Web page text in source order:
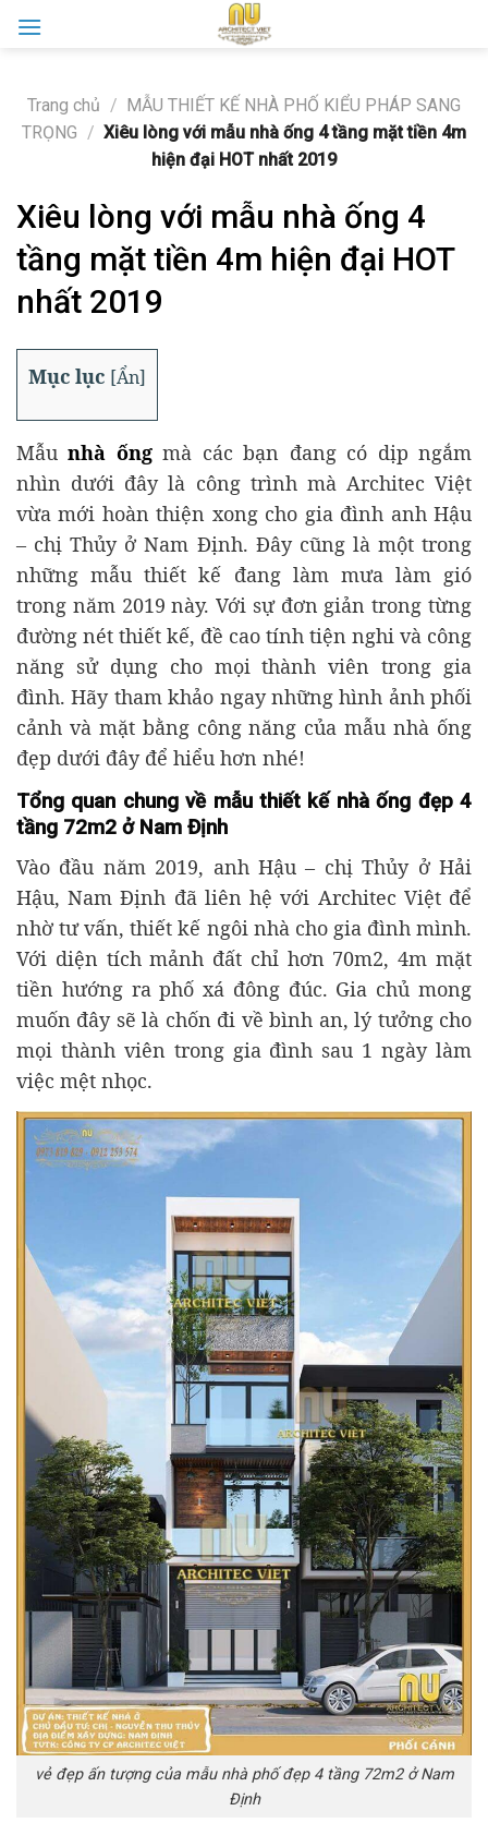
Trang chủ / MẪU THIẾT KẾ NHÀ PHỐ KIỂU PHÁP SANG
TRỌNG / Xiêu lòng với mẫu nhà ống 4 tầng mặt tiền 4m
hiện đại HOT nhất 2019
Xiêu lòng với mẫu nhà ống 4
tầng mặt tiền 4m hiện đại HOT
nhất 2019
Mục lục [Ẩn]
Mẫunhà ốngmà các bạn đang có dịp ngắm
nhìn dưới đây là công trình mà Architec Việt
vừa mới hoàn thiện xong cho gia đình anh Hậu
– chị Thủy ở Nam Định. Đây cũng là một trong
những mẫu thiết kế đang làm mưa làm gió
trong năm 2019 này. Với sự đơn giản trong từng
đường nét thiết kế, đề cao tính tiện nghi và công
năng sử dụng cho mọi thành viên trong gia
đình. Hãy tham khảo ngay những hình ảnh phối
cảnh và mặt bằng công năng của mẫu nhà ống
đẹp dưới đây để hiểu hơn nhé!
Tổng quan chung về mẫu thiết kế nhà ống đẹp 4
tầng 72m2 ở Nam Định
Vào đầu năm 2019, anh Hậu – chị Thủy ở Hải
Hậu, Nam Định đã liên hệ với Architec Việt để
nhờ tư vấn, thiết kế ngôi nhà cho gia đình mình.
Với diện tích mảnh đất chỉ hơn 70m2, 4m mặt
tiền hướng ra phố xá đông đúc. Gia chủ mong
muốn đây sẽ là chốn đi về bình an, lý tưởng cho
mọi thành viên trong gia đình sau 1 ngày làm
việc mệt nhọc.
vẻ đẹp ấn tượng của mẫu nhà phố đẹp 4 tầng 72m2 ở Nam
Định